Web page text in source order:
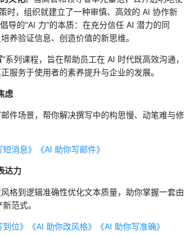
时，组织就建立了一种审慎、高效的 AI 协作新
导的“AI 力”的本质：在充分信任 AI 潜力的同
养验证信息、创造价值的新思维。
”系列课程，旨在帮助员工在 AI 时代既高效沟通，
服务于使用者的素养提升与企业的发展。
虑
件场景，帮你解决撰写中的构思慢、动笔难与修
短消息》 《AI 助你写邮件》
达力
格到逻辑准确性优化文本质量，助你掌握一套由
范式。
位》 《AI 助你改风格》 《AI 助你写准确》